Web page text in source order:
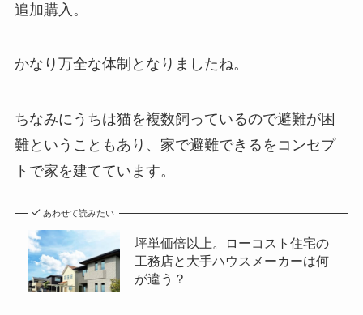
追加購入。
かなり万全な体制となりましたね。
ちなみにうちは猫を複数飼っているので避難が困
難ということもあり、家で避難できるをコンセプ
トで家を建てています。
あわせて読みたい
坪単価倍以上。ローコスト住宅の
工務店と大手ハウスメーカーは何
が違う？